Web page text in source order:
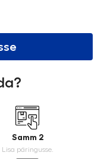
Samm 2
Lisa päringusse.